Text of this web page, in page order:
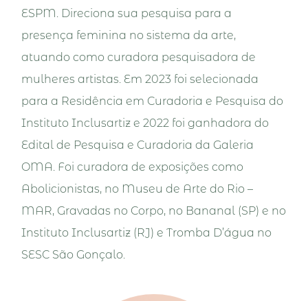
ESPM. Direciona sua pesquisa para a
presença feminina no sistema da arte,
atuando como curadora pesquisadora de
mulheres artistas. Em 2023 foi selecionada
para a Residência em Curadoria e Pesquisa do
Instituto Inclusartiz e 2022 foi ganhadora do
Edital de Pesquisa e Curadoria da Galeria
OMA. Foi curadora de exposições como
Abolicionistas, no Museu de Arte do Rio –
MAR, Gravadas no Corpo, no Bananal (SP) e no
Instituto Inclusartiz (RJ) e Tromba D’água no
SESC São Gonçalo.